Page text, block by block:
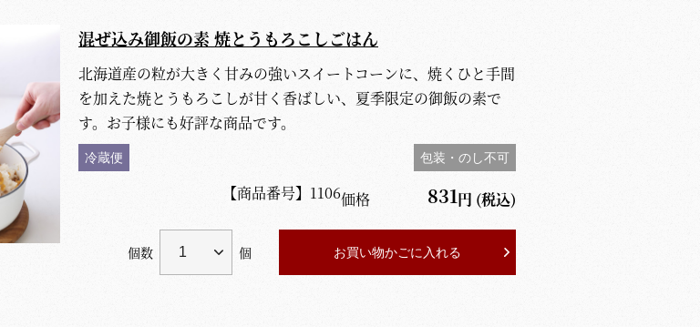
混ぜ込み御飯の素 焼とうもろこしごはん
北海道産の粒が大きく甘みの強いスイートコーンに、焼くひと手間
を加えた焼とうもろこしが甘く香ばしい、夏季限定の御飯の素で
す。お子様にも好評な商品です。
冷蔵便 包装・のし不可
【商品番号】 1106価格 831円 (税込)
個数 個 お買い物かごに入れる